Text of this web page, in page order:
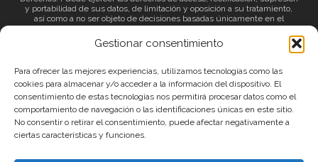
Gestionar consentimiento
Para ofrecer las mejores experiencias, utilizamos tecnologías como las
cookies para almacenar y/o acceder a la información del dispositivo. El
consentimiento de estas tecnologías nos permitirá procesar datos como el
comportamiento de navegación o las identificaciones únicas en este sitio.
No consentir o retirar el consentimiento, puede afectar negativamente a
ciertas características y funciones.
y portabilidad de sus datos, de limitación y oposición a su tratamiento,
así como a no ser objeto de decisiones basadas únicamente en el
tratamiento automatizado de sus datos y revocar el consentimiento
prestado. Información adicional: Puede consultar la información adicional
a través del siguienteenlace.